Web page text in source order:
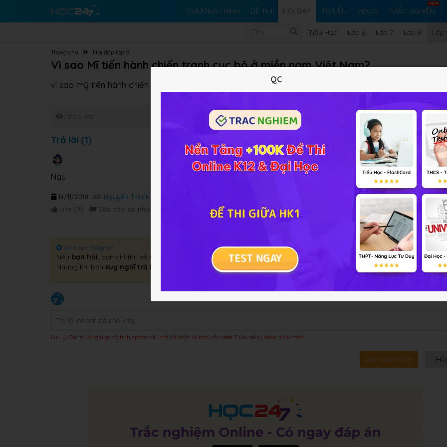
CHƯƠNG TRÌNH ĐỀ THI HỎI ĐÁP TƯ LIỆU VIDEO TRẮC NGHIỆM
Tiểu Học Lớp 6 Lớp 7 Lớp 8 Lớp
Trang chủ Hỏi đáp lớp 9
Vì sao Mĩ tiến hành chiến tranh cục bộ ở miền nam Việt Nam?
vì sao mỹ tiến hành chiến tranh cục bộ ở miền nam việt nam
Theo dõi
Trả lời (1)
Ngu
bởi Nguyễn Thành Long
14/11/2018
Like (0) Báo cáo sai phạm
Cách tích điểm HP
Nếu bạn hỏi, bạn chỉ thu về một câu trả lời
Nhưng khi bạn suy nghĩ trả lời gấp bội!
Lưu ý: Các trường hợp cố tình spam câu trả lời hoặc bị báo xấu trên 5 lần sẽ bị khóa tài khoản
Gửi câu trả lời
QC